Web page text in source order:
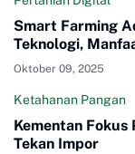
Smart Farming
Teknologi,
Oktober 09, 2025
Ketahanan Pangan
Kementan
Tekan Impor